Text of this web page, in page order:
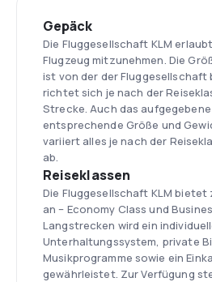
Gepäck
Die Fluggesellschaft KLM
Flugzeug mitzunehmen. Die
ist von der der Fluggesellschaft
richtet sich je nach der
Strecke. Auch das
entsprechende Größe und
variiert alles je nach der
ab.
Reiseklassen
Die Fluggesellschaft KLM bietet
an – Economy Class und
Langstrecken wird ein
Unterhaltungssystem, private
Musikprogramme sowie ein
gewährleistet. Zur Verfügung